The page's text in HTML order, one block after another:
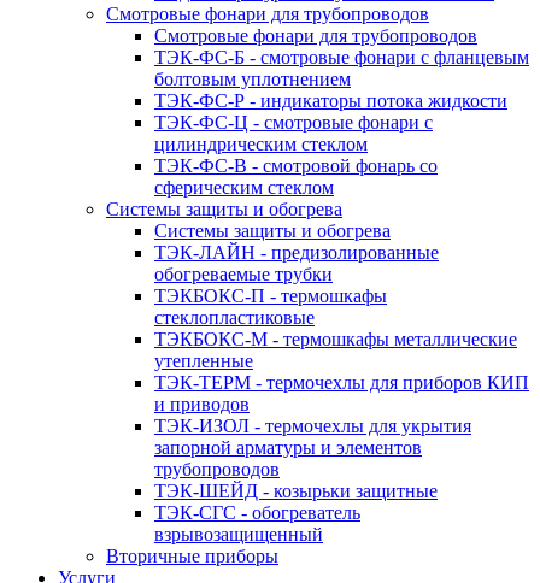
Смотровые фонари для трубопроводов
Смотровые фонари для трубопроводов
ТЭК-ФС-Б - смотровые фонари с фланцевым
болтовым уплотнением
ТЭК-ФС-Р - индикаторы потока жидкости
ТЭК-ФС-Ц - смотровые фонари с
цилиндрическим стеклом
ТЭК-ФС-В - смотровой фонарь со
сферическим стеклом
Системы защиты и обогрева
Системы защиты и обогрева
ТЭК-ЛАЙН - предизолированные
обогреваемые трубки
ТЭКБОКС-П - термошкафы
стеклопластиковые
ТЭКБОКС-М - термошкафы металлические
утепленные
ТЭК-ТЕРМ - термочехлы для приборов КИП
и приводов
ТЭК-ИЗОЛ - термочехлы для укрытия
запорной арматуры и элементов
трубопроводов
ТЭК-ШЕЙД - козырьки защитные
ТЭК-СГС - обогреватель
взрывозащищенный
Вторичные приборы
Услуги